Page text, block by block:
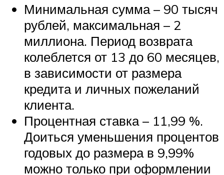
Минимальная сумма – 90 тысяч
рублей, максимальная – 2
миллиона. Период возврата
колеблется от 13 до 60 месяцев,
в зависимости от размера
кредита и личных пожеланий
клиента.
Процентная ставка – 11,99 %.
Доиться уменьшения процентов
годовых до размера в 9,99%
можно только при оформлении